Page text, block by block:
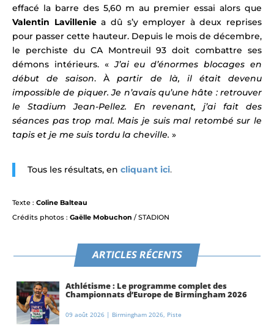
effacé la barre des 5,60 m au premier essai alors que
Valentin Lavilleniea dû s’y employer à deux reprises
pour passer cette hauteur. Depuis le mois de décembre,
le perchiste du CA Montreuil 93 doit combattre ses
démons intérieurs. «J’ai eu d’énormes blocages en
début de saison. À partir de là, il était devenu
impossible de piquer. Je n’avais qu’une hâte : retrouver
le Stadium Jean-Pellez. En revenant, j’ai fait des
séances pas trop mal. Mais je suis mal retombé sur le
tapis et je me suis tordu la cheville. »
Tous les résultats, en cliquant ici.
Texte : Coline Balteau
Crédits photos : Gaëlle Mobuchon / STADION
ARTICLES RÉCENTS
Athlétisme : Le programme complet des
Championnats d’Europe de Birmingham 2026
09 août 2026 | Birmingham 2026 Piste